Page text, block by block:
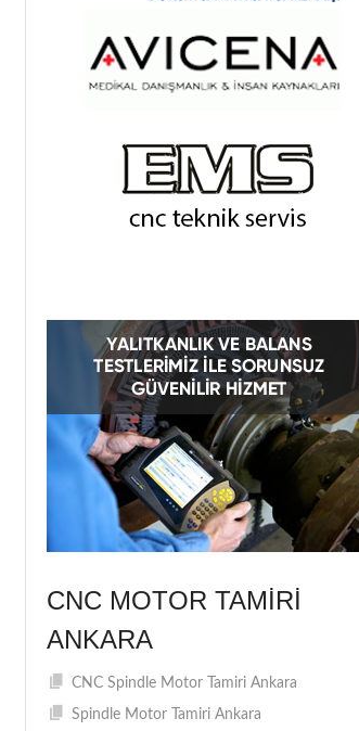
CNC MOTOR TAMIRI
ANKARA
CNC Spindle Motor Tamiri Ankara
Spindle Motor Tamiri Ankara